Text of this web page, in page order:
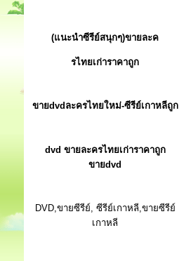
(แนะนำซีรีย์สนุกๆ)ขายละค
รไทยเก่าราคาถูก
ขายdvdละครไทยใหม่-ซีรีย์เกาหลีถูก
dvd ขายละครไทยเก่าราคาถูก
ขายdvd
DVD,ขายซีรีย์, ซีรีย์เกาหลี,ขายซีรีย์
เกาหลี